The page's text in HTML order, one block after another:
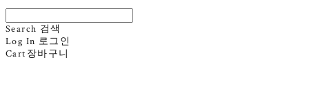
Search 검색
Log In 로그인
Cart 장바구니